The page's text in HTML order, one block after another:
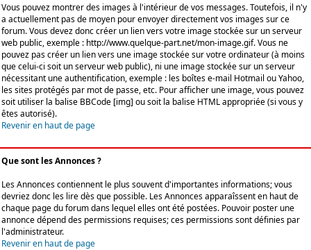
Vous pouvez montrer des images à l'intérieur de vos messages. Toutefois, il n'y
a actuellement pas de moyen pour envoyer directement vos images sur ce
forum. Vous devez donc créer un lien vers votre image stockée sur un serveur
web public, exemple : http://www.quelque-part.net/mon-image.gif. Vous ne
pouvez pas créer un lien vers une image stockée sur votre ordinateur (à moins
que celui-ci soit un serveur web public), ni une image stockée sur un serveur
nécessitant une authentification, exemple : les boîtes e-mail Hotmail ou Yahoo,
les sites protégés par mot de passe, etc. Pour afficher une image, vous pouvez
soit utiliser la balise BBCode [img] ou soit la balise HTML appropriée (si vous y
êtes autorisé).
Revenir en haut de page
Que sont les Annonces ?
Les Annonces contiennent le plus souvent d'importantes informations; vous
devriez donc les lire dès que possible. Les Annonces apparaîssent en haut de
chaque page du forum dans lequel elles ont été postées. Pouvoir poster une
annonce dépend des permissions requises; ces permissions sont définies par
l'administrateur.
Revenir en haut de page